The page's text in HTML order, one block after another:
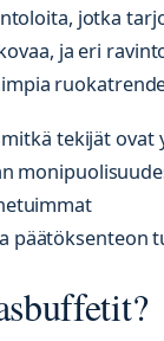
jotka
ja eri
tekijät ovat
päätöksenteon